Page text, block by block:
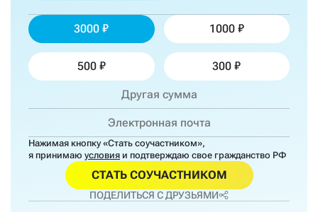
3000 1000
500 300
Нажимая кнопку «Стать соучастником»,
я принимаю условия и подтверждаю свое гражданство РФ
СТАТЬ СОУЧАСТНИКОМ
ПОДЕЛИТЬСЯ С ДРУЗЬЯМИ